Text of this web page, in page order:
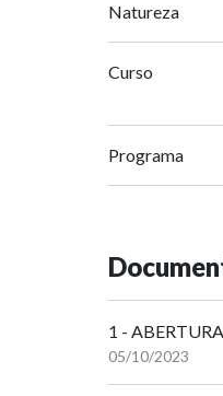
Natureza
Curso
Programa
1 - ABERTURA
05/10/2023